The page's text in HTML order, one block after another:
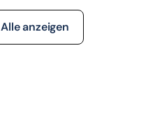
Alle anzeigen